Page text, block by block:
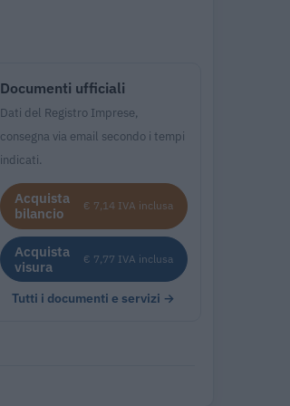
Documenti ufficiali
Dati del Registro Imprese,
consegna via email secondo i tempi
indicati.
Acquista
bilancio
€ 7,14 IVA inclusa
Acquista
visura
€ 7,77 IVA inclusa
Tutti i documenti e servizi →